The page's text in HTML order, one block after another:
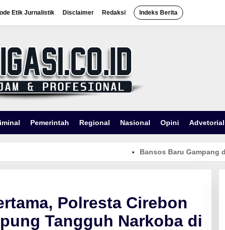
Etik Jurnalistik Disclaimer Redaksi Indeks Berita
Pemerintah Regional Nasional Opini Advetorial
Bansos Baru Gampang
Polresta Cirebon
Tangguh Narkoba di